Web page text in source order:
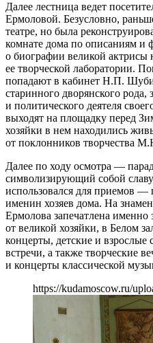
Далее лестница ведет
Ермоловой. Безусловно,
театре, но была
комнате дома по описаниям и
о биографии великой актрисы
ее творческой лаборатории.
попадают в кабинет Н.П.
старинного дворянского рода,
и политического деятеля
выходят на площадку перед
хозяйки в нем находились
от поклонников творчества
Далее по ходу осмотра —
символизирующий собой
использовался для приемов —
именин хозяев дома. На
Ермолова запечатлена
от великой хозяйки, в Белом
концерты, детские и взрослые
встречи, а также творческие
и концерты классической
https://kudamoscow.ru/